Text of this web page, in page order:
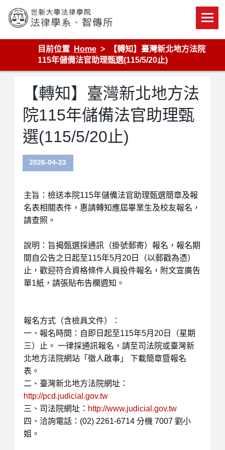
content
世新大學法律學院-法律學系-智慧財產暨科技法律研究所
目前位置
Home
【轉知】臺灣新北地方法院
115年儲備法官助理甄選(115/5/20止)
【轉知】臺灣新北地方法
院115年儲備法官助理甄
選(115/5/20止)
2026-04-23
主旨：檢送本院115年儲備法官助理甄選簡章及報
名表相關表件，惠請轉知應屆畢業生及校友報名，
請查照。
說明：旨揭甄選採通訊（掛號郵寄）報名，報名期
間自公告之日起至115年5月20日（以郵戳為憑）
止，歡迎符合資格條件人員投件報名，附文宣廣告
單1紙，請張貼布告欄週知。
報名方式（含檢具文件）：
一、報名時間：⾃即⽇起⾄115年5⽉20⽇（星期
三）⽌。 一律採通訊報名，請⾄司法院或臺灣新
北地⽅法院網站「徵⼈啟事」 下載簡章暨報名
表。
⼆、臺灣新北地⽅法院網址：
http://pcd.judicial.gov.tw
三、司法院網址： http://www.judicial.gov.tw
四、洽詢電話：(02) 2261-6714 分機 7007 劉小
姐。